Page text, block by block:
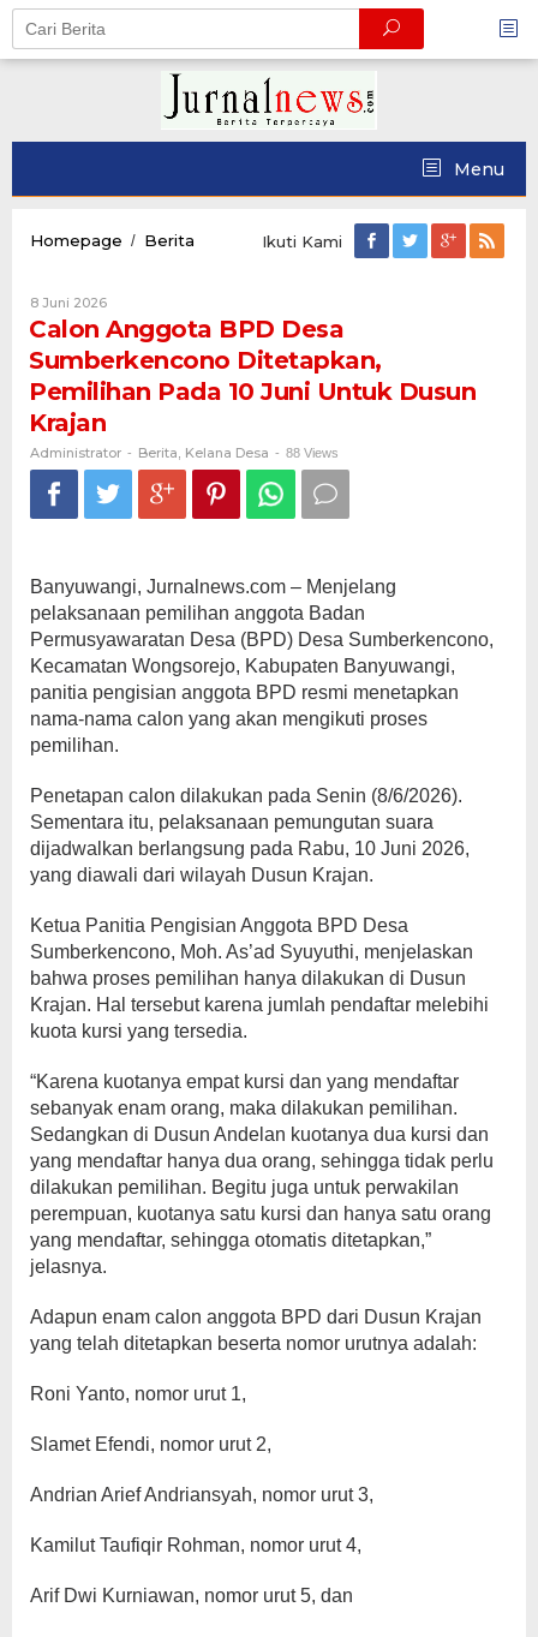
Skip
content
Menu
Homepage / Berita
Sumberkencono
Ditetapkan,
Pemilihan
Pada
Untuk
Dusun
Krajan
Ikuti Kami
8 Juni 2026Oleh
Administrator
Calon Anggota BPD Desa
Sumberkencono Ditetapkan,
Pemilihan Pada 10 Juni Untuk Dusun
Krajan
Administrator - Berita, Kelana Desa - 88 Views
Banyuwangi, Jurnalnews.com – Menjelang
pelaksanaan pemilihan anggota Badan
Permusyawaratan Desa (BPD) Desa Sumberkencono,
Kecamatan Wongsorejo, Kabupaten Banyuwangi,
panitia pengisian anggota BPD resmi menetapkan
nama-nama calon yang akan mengikuti proses
pemilihan.
Penetapan calon dilakukan pada Senin (8/6/2026).
Sementara itu, pelaksanaan pemungutan suara
dijadwalkan berlangsung pada Rabu, 10 Juni 2026,
yang diawali dari wilayah Dusun Krajan.
Ketua Panitia Pengisian Anggota BPD Desa
Sumberkencono, Moh. As’ad Syuyuthi, menjelaskan
bahwa proses pemilihan hanya dilakukan di Dusun
Krajan. Hal tersebut karena jumlah pendaftar melebihi
kuota kursi yang tersedia.
“Karena kuotanya empat kursi dan yang mendaftar
sebanyak enam orang, maka dilakukan pemilihan.
Sedangkan di Dusun Andelan kuotanya dua kursi dan
yang mendaftar hanya dua orang, sehingga tidak perlu
dilakukan pemilihan. Begitu juga untuk perwakilan
perempuan, kuotanya satu kursi dan hanya satu orang
yang mendaftar, sehingga otomatis ditetapkan,”
jelasnya.
Adapun enam calon anggota BPD dari Dusun Krajan
yang telah ditetapkan beserta nomor urutnya adalah:
Roni Yanto, nomor urut 1,
Slamet Efendi, nomor urut 2,
Andrian Arief Andriansyah, nomor urut 3,
Kamilut Taufiqir Rohman, nomor urut 4,
Arif Dwi Kurniawan, nomor urut 5, dan